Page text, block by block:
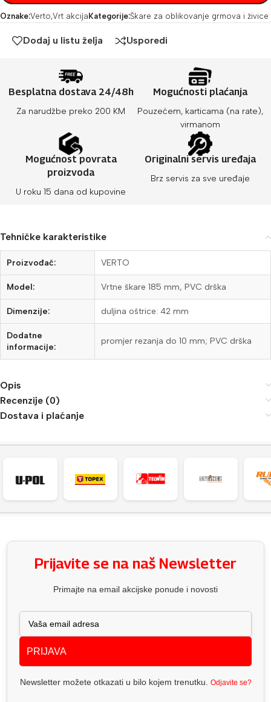
Oznake:Verto,Vrt akcija Kategorije:Škare za oblikovanje grmova i živice
Dodaj u listu želja Usporedi
Besplatna dostava 24/48h
Za narudžbe preko 200 KM
Mogućnosti plaćanja
Pouzećem, karticama (na rate),
virmanom
Mogućnost povrata
proizvoda
U roku 15 dana od kupovine
Originalni servis uređaja
Brz servis za sve uređaje
Tehničke karakteristike
Proizvođač: VERTO
Model: Vrtne škare 185 mm, PVC drška
Dimenzije: duljina oštrice: 42 mm
Dodatne
informacije:
promjer rezanja do 10 mm; PVC drška
Opis
Recenzije (0)
Dostava i plaćanje
Prijavite se na naš Newsletter
Primajte na email akcijske ponude i novosti
PRIJAVA
Newsletter možete otkazati u bilo kojem trenutku. Odjavite se?